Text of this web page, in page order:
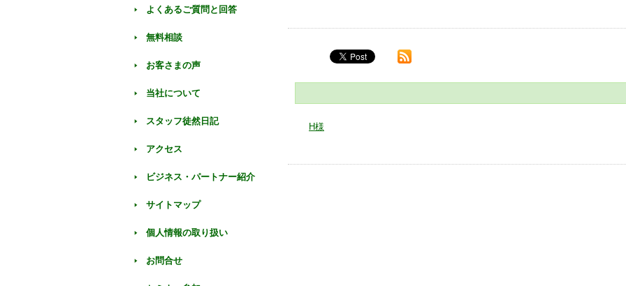
H様
よくあるご質問と回答
無料相談
お客さまの声
当社について
スタッフ徒然日記
アクセス
ビジネス・パートナー紹介
サイトマップ
個人情報の取り扱い
お問合せ